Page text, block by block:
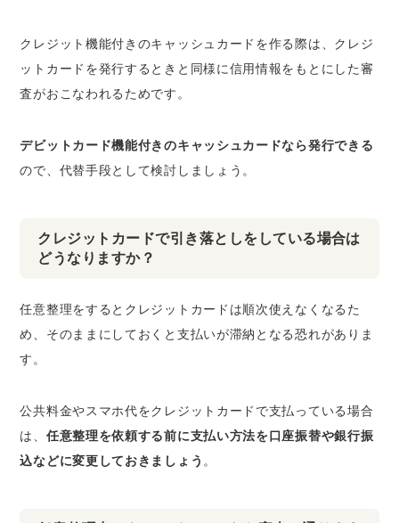
クレジット機能付きのキャッシュカードを作る際は、クレジ
ットカードを発行するときと同様に信用情報をもとにした審
査がおこなわれるためです。
デビットカード機能付きのキャッシュカードなら発行できる
ので、代替手段として検討しましょう。
クレジットカードで引き落としをしている場合は
どうなりますか？
任意整理をするとクレジットカードは順次使えなくなるた
め、そのままにしておくと 支払いが滞納となる恐れがありま
す 。
公共料金やスマホ代をクレジットカードで支払っている場合
は、 任意整理を依頼する前に支払い方法を口座振替や銀行振
込などに変更しておきましょう 。